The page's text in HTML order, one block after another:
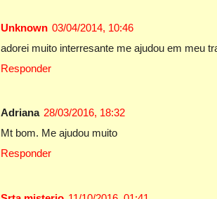
Unknown 03/04/2014, 10:46
adorei muito interresante me ajudou em meu
Responder
Adriana 28/03/2016, 18:32
Mt bom. Me ajudou muito
Responder